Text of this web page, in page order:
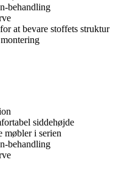
behandling
at bevare stoffets struktur
siddehøjde
møbler i serien
behandling